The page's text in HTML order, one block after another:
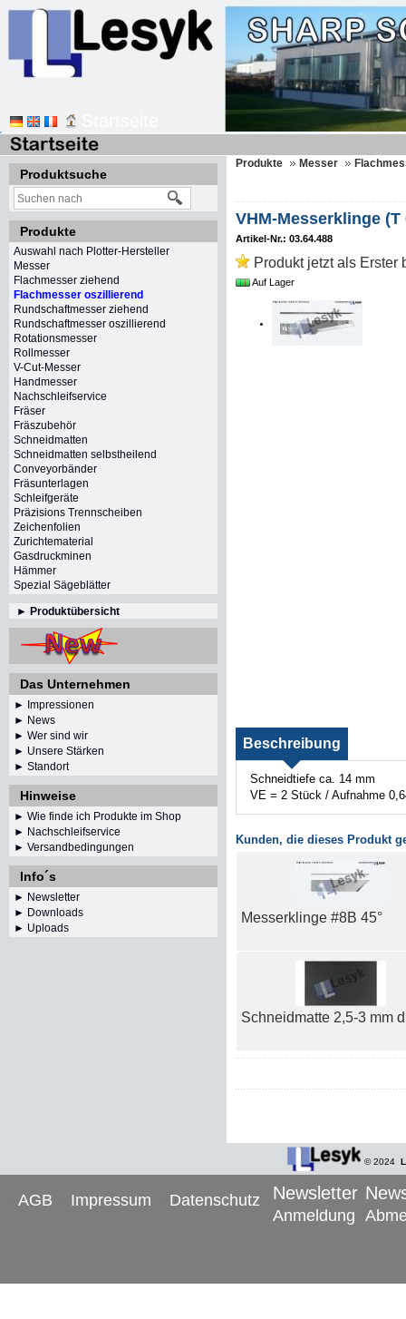
Produktsuche
Produkte
Auswahl nach Plotter-Hersteller
Messer
Flachmesser ziehend
Flachmesser oszillierend
Rundschaftmesser ziehend
Rundschaftmesser oszillierend
Rotationsmesser
Rollmesser
V-Cut-Messer
Handmesser
Nachschleifservice
Fräser
Fräszubehör
Schneidmatten
Schneidmatten selbstheilend
Conveyorbänder
Fräsunterlagen
Schleifgeräte
Präzisions Trennscheiben
Zeichenfolien
Zurichtematerial
Gasdruckminen
Hämmer
Spezial Sägeblätter
► Produktübersicht
Das Unternehmen
► Impressionen
► News
► Wer sind wir
► Unsere Stärken
► Standort
Hinweise
► Wie finde ich Produkte im Shop
► Nachschleifservice
► Versandbedingungen
Info´s
► Newsletter
► Downloads
► Uploads
Produkte Messer
VHM-Messerklinge (T
Artikel-Nr.: 03.64.488
Produkt jetzt als Erster
Auf Lager
Beschreibung
Schneidtiefe ca. 14 mm
VE = 2 Stück / Aufnahme
Kunden, die dieses Produkt
Messerklinge #8B 45°
Schneidmatte 2,5-3 mm
© 2024
AGB Impressum Datenschutz Newsletter
Anmeldung